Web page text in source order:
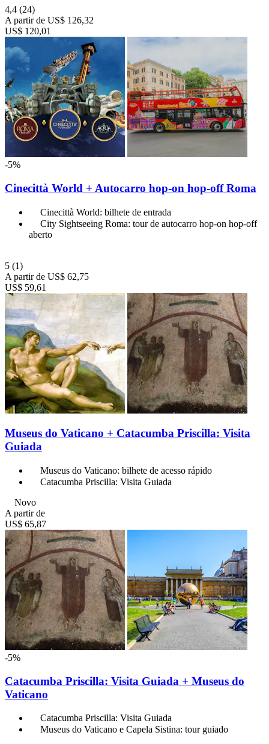
4,4 (24)
A partir de US$ 126,32
US$ 120,01
-5%
Cinecittà World + Autocarro hop-on hop-off Roma
Cinecittà World: bilhete de entrada
City Sightseeing Roma: tour de autocarro hop-on hop-off
aberto
5 (1)
A partir de US$ 62,75
US$ 59,61
Museus do Vaticano + Catacumba Priscilla: Visita
Guiada
Museus do Vaticano: bilhete de acesso rápido
Catacumba Priscilla: Visita Guiada
Novo
A partir de
US$ 65,87
-5%
Catacumba Priscilla: Visita Guiada + Museus do
Vaticano
Catacumba Priscilla: Visita Guiada
Museus do Vaticano e Capela Sistina: tour guiado